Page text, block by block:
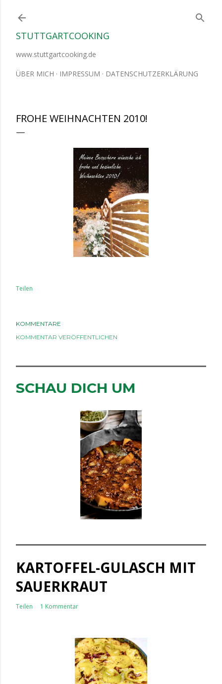
STUTTGARTCOOKING
www.stuttgartcooking.de
ÜBER MICH IMPRESSUM DATENSCHUTZERKLÄRUNG
FROHE WEIHNACHTEN 2010!
Teilen
KOMMENTARE
KOMMENTAR VERÖFFENTLICHEN
SCHAU DICH UM
KARTOFFEL-GULASCH MIT
SAUERKRAUT
Teilen 1 Kommentar